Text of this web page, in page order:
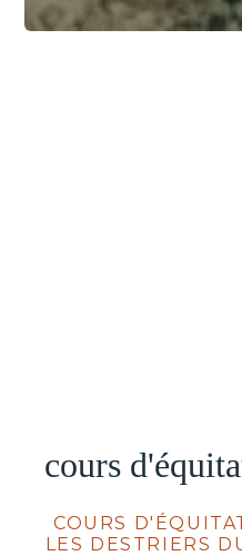
cours
COURS
LES DESTRIERS